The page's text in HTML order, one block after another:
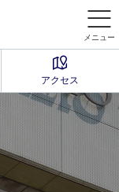
メニュー
アクセス